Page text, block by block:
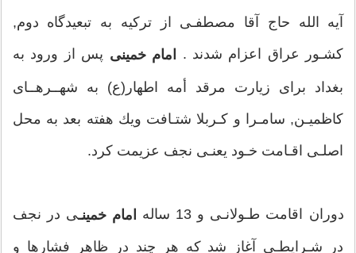
آيه الله حاج آقا مصطفـى از تركيه به تبعيدگاه دوم,
كشـور عراق اعزام شدند .
امام خمينى پس از ورود به
بغداد براى زيارت مرقد أمه اطهار(ع) به شهــرهــاى
كاظميـن, سامـرا و كـربلا شتـافت ويك هفته بعد به محل
اصلـى اقـامت خـود يعنـى نجف عزيمت كرد.
دوران اقامت طـولانـى و 13 ساله امام خمينـى در نجف
در شـرايطـى آغاز شد كه هر چند در ظاهر فشارها و
زد :« من مصمم هستم كه از پاي ننشينم تا دستگاه فاسد را
1342 در مدرسه فيضيه ايراد كرد و شاه فرمان خاموش
دستگير و به زندان قصر منتقل شد. صبح 15 خرداد خبر